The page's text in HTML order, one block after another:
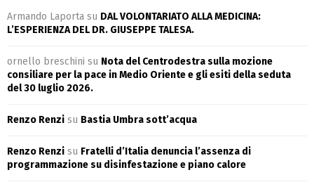
Armando Laporta su DAL VOLONTARIATO ALLA MEDICINA:
L’ESPERIENZA DEL DR. GIUSEPPE TALESA.
ornello breschini su Nota del Centrodestra sulla mozione
consiliare per la pace in Medio Oriente e gli esiti della seduta
del 30 luglio 2026.
Renzo Renzi su Bastia Umbra sott’acqua
Renzo Renzi su Fratelli d’Italia denuncia l’assenza di
programmazione su disinfestazione e piano calore